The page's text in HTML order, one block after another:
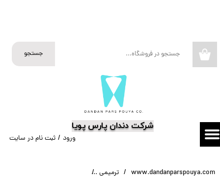
​شرکت دندان پارس پویا
جستجو
ورود / ثبت نام در سایت
تغییر گذر واژه
سفارشات
www.dandanparspouya.com ترمیمی